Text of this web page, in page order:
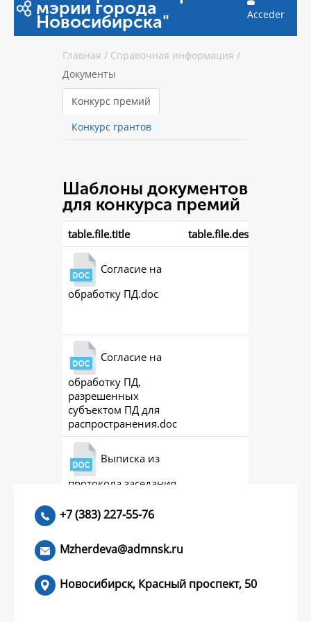
мэрии города
Новосибирска" Acceder
Главная / Справочная информация /
Документы
Конкурс премий
Конкурс грантов
Шаблоны документов
для конкурса премий
table.file.title table.file.description
Согласие на
обработку ПД.doc
Согласие на
обработку ПД,
разрешенных
субъектом ПД для
распространения.doc
Выписка из
протокола заседания
+7 (383) 227-55-76
Mzherdeva@admnsk.ru
Новосибирск, Красный проспект, 50